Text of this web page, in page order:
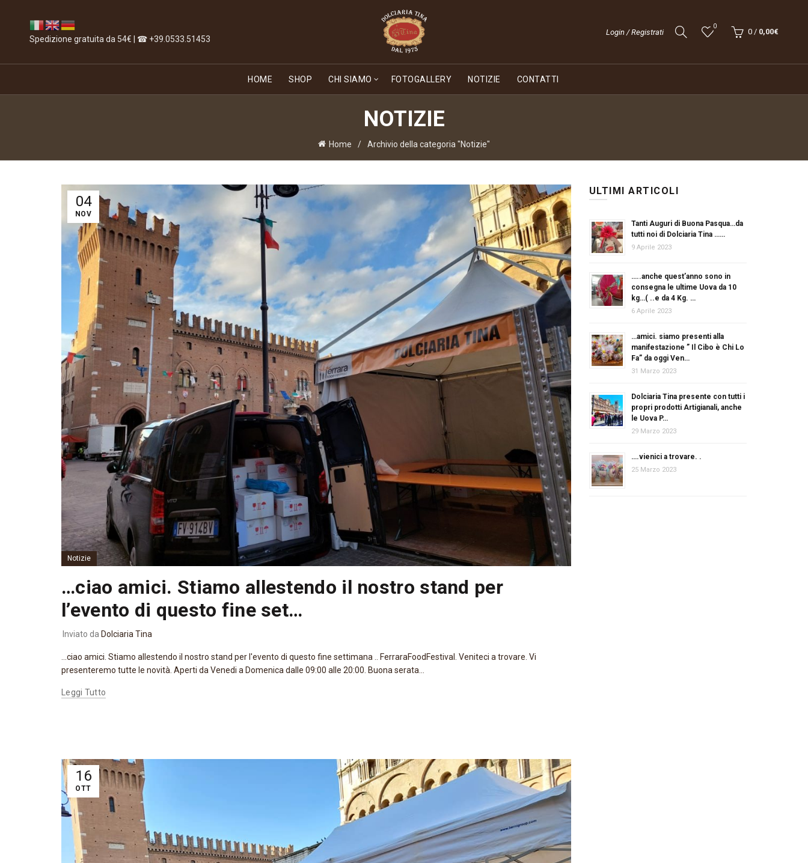
Spedizione gratuita da 54€ | ☎ +39.0533.51453
Login / Registrati
0
0 / 0,00€
HOME SHOP CHI SIAMO FOTOGALLERY NOTIZIE CONTATTI
NOTIZIE
Home Archivio della categoria "Notizie"
04
NOV
Notizie
…ciao amici. Stiamo allestendo il nostro stand per
l’evento di questo fine set…
Inviato da Dolciaria Tina
...ciao amici. Stiamo allestendo il nostro stand per l'evento di questo fine settimana .. FerraraFoodFestival. Veniteci a trovare. Vi
presenteremo tutte le novità. Aperti da Venedi a Domenica dalle 09:00 alle 20:00. Buona serata...
Leggi Tutto
16
OTT
ULTIMI ARTICOLI
Tanti Auguri di Buona Pasqua…da
tutti noi di Dolciaria Tina ……
9 Aprile 2023
…..anche quest’anno sono in
consegna le ultime Uova da 10
kg…( ..e da 4 Kg. …
6 Aprile 2023
…amici. siamo presenti alla
manifestazione ” Il Cibo è Chi Lo
Fa” da oggi Ven…
31 Marzo 2023
Dolciaria Tina presente con tutti i
propri prodotti Artigianali, anche
le Uova P…
29 Marzo 2023
….vienici a trovare. .
25 Marzo 2023